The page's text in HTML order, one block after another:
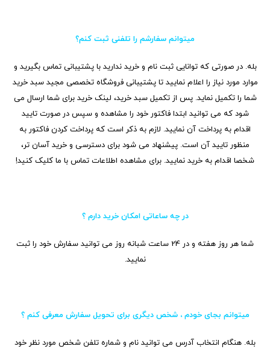
می‏توانم سفارشم را تلفنی ثبت کنم؟
بله. در صورتی که توانایی ثبت نام و خرید ندارید با پشتیبانی تماس بگیرید و
موارد مورد نیاز را اعلام نمایید تا پشتیبانی فروشگاه تخصصی مجید سبد خرید
شما را تکمیل نماید. پس از تکمیل سبد خرید، لینک خرید برای شما ارسال می
شود که می توانید ابتدا فاکتور خود را مشاهده و سپس در صورت تایید
اقدام به پرداخت آن نمایید. لازم به ذکر است که پرداخت کردن فاکتور به
منظور تایید آن است. پیشنهاد می شود برای دسترسی و خرید آسان تر،
شخصا اقدام به خرید نمایید. برای مشاهده اطلاعات تماس با ما کلیک کنید!
در چه ساعاتی امکان خرید دارم ؟
شما هر روز هفته و در 24 ساعت شبانه روز می توانید سفارش خود را ثبت
نمایید.
میتوانم بجای خودم ، شخص دیگری برای تحویل سفارش معرفی کنم ؟
بله. هنگام انتخاب آدرس می توانید نام و شماره تلفن شخص مورد نظر خود